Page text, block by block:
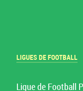
LIGUES DE FOOTBALL
Ligue de Football